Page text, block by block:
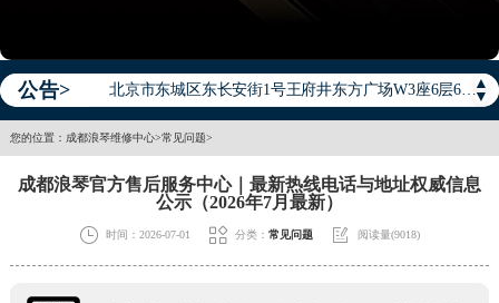
公告>
2026年8月浪琴售后服务中心最新网点地址：
北京市东城区东长安街1号王府井东方广场W3座6层602室（需提前预约）
北京市朝阳区建国门外大街甲6号华熙国际中心D座11层1102室（需提前预约）
天津市和平区赤峰道136号天津国际金融中心26层2603室（需提前预约）
上海市徐汇区虹桥路3号港汇中心2座37层3705室（需提前预约）
▲
▼
您的位置： 成都浪琴维修中心>常见问题>
成都浪琴官方售后服务中心｜最新热线电话与地址权威信息
公示（2026年7月最新）
 时间：2026-07-01  分类： 常见问题  阅读量(9018)